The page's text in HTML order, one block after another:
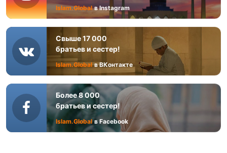
Islam.Global в Instagram
Свыше 17 000
братьев и сестер!
Islam.Global в ВКонтакте
Более 8 000
братьев и сестер!
Islam.Global в Facebook